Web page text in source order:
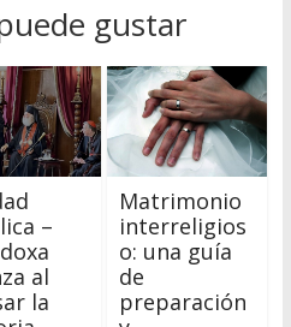
gustar
–
al
la
Matrimonio
interreligios
o: una guía
de
preparación